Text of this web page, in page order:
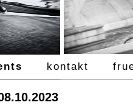
kontakt